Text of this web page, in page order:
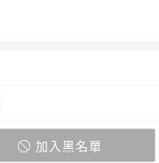
加入黑名單